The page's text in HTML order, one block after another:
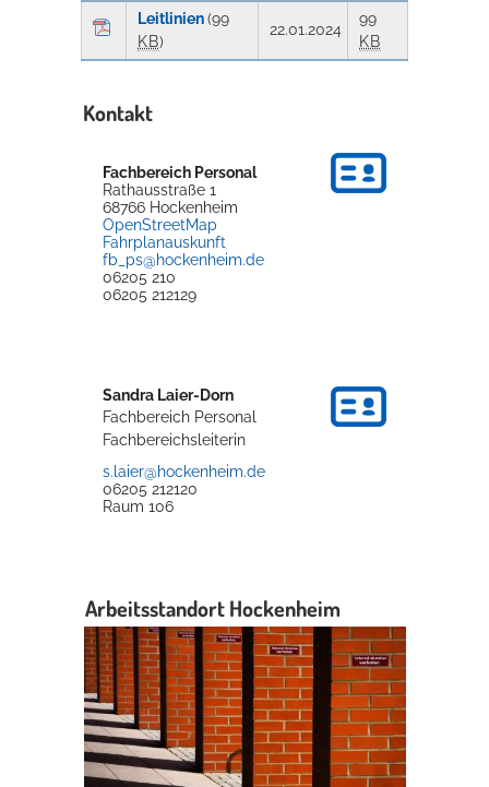
Leitlinien(99
KB)
22.01.2024
99
KB
Kontakt
Fachbereich Personal
Rathausstraße 1
68766 Hockenheim
OpenStreetMap
Fahrplanauskunft
fb_ps@hockenheim.de
06205 210
06205 212129
Sandra Laier-Dorn
Fachbereich Personal
Fachbereichsleiterin
s.laier@hockenheim.de
06205 212120
Raum 106
Arbeitsstandort Hockenheim